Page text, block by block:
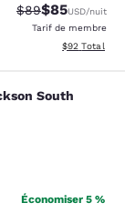
Tarif barré :
$89Tarif réduit :
$85USD/nuit
Tarif de membre
Afficher les
$92 Total
South
Économiser 5 %